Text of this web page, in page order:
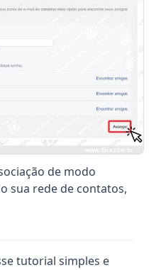
de modo
sua rede de contatos,
tutorial simples e